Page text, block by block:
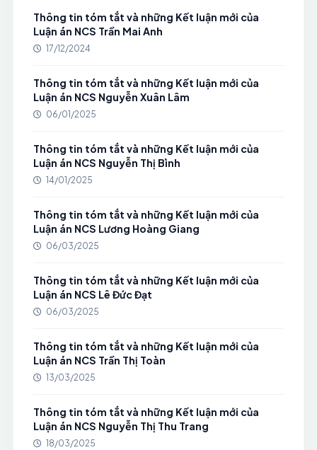
Thông tin tóm tắt và những Kết luận mới của
Luận án NCS Trần Mai Anh
17/12/2024
Thông tin tóm tắt và những Kết luận mới của
Luận án NCS Nguyễn Xuân Lâm
06/01/2025
Thông tin tóm tắt và những Kết luận mới của
Luận án NCS Nguyễn Thị Bình
14/01/2025
Thông tin tóm tắt và những Kết luận mới của
Luận án NCS Lương Hoàng Giang
06/03/2025
Thông tin tóm tắt và những Kết luận mới của
Luận án NCS Lê Đức Đạt
06/03/2025
Thông tin tóm tắt và những Kết luận mới của
Luận án NCS Trần Thị Toàn
13/03/2025
Thông tin tóm tắt và những Kết luận mới của
Luận án NCS Nguyễn Thị Thu Trang
18/03/2025